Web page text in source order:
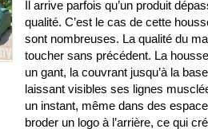
Il arrive parfois qu’un produit
qualité. C’est le cas de cette
sont nombreuses. La qualité du
toucher sans précédent. La
un gant, la couvrant jusqu’à la
laissant visibles ses lignes
un instant, même dans des
broder un logo à l’arrière, ce qui